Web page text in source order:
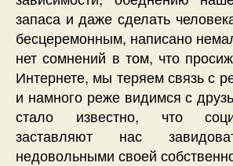
запаса и даже сделать
бесцеремонным, написано
нет сомнений в том, что
Интернете, мы теряем связь с
и намного реже видимся с
стало известно, что
заставляют нас
недовольными своей